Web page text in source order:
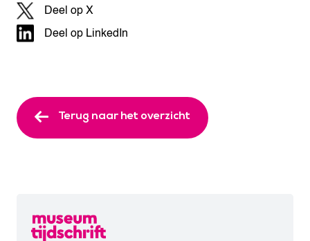
Deel op X
Deel op LinkedIn
Terug naar het overzicht